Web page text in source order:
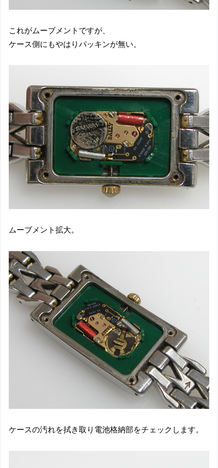
これがムーブメントですが、
ケース側にもやはりパッキンが無い。
ムーブメント拡大。
ケースの汚れを拭き取り電池格納部をチェックします。